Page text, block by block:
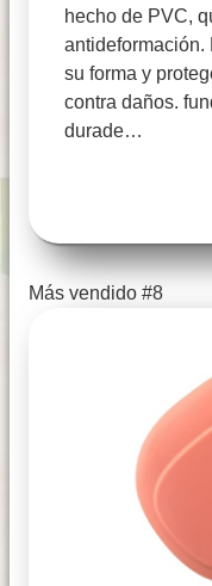
hecho de PVC,
antideformación.
su forma y
contra daños.
durade…
Más vendido #8